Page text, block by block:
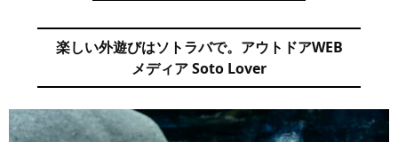
楽しい外遊びはソトラバで。アウトドアWEB
メディア Soto Lover